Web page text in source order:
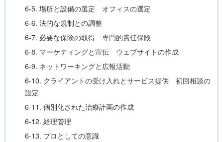
6-5. 場所と設備の選定 オフィスの選定
6-6. 法的な規制との調整
6-7. 必要な保険の取得 専門的責任保険
6-8. マーケティングと宣伝 ウェブサイトの作成
6-9. ネットワーキングと広報活動
6-10. クライアントの受け入れとサービス提供 初回相談の
設定
6-11. 個別化された治療計画の作成
6-12. 経理管理
6-13. プロとしての意識